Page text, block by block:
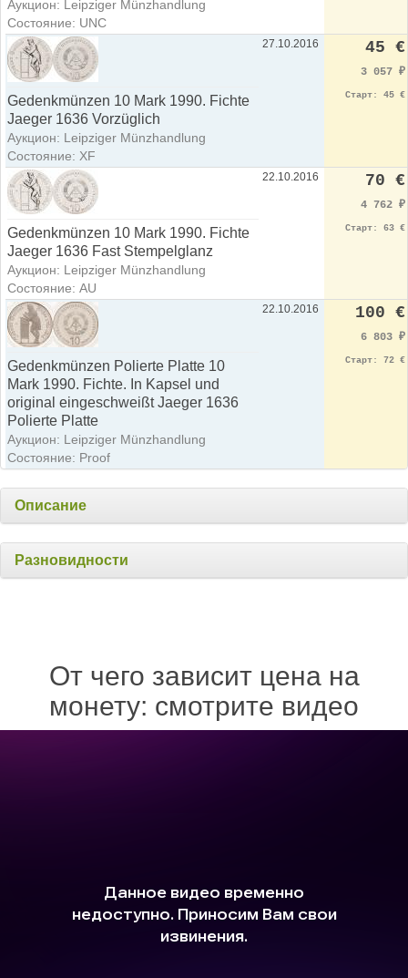
Аукцион: Leipziger Münzhandlung
Состояние: UNC
Gedenkmünzen 10 Mark 1990. Fichte
Jaeger 1636 Vorzüglich
Аукцион: Leipziger Münzhandlung
Состояние: XF
27.10.2016 45 €
3 057 ₽
Старт: 45 €
Gedenkmünzen 10 Mark 1990. Fichte
Jaeger 1636 Fast Stempelglanz
Аукцион: Leipziger Münzhandlung
Состояние: AU
22.10.2016 70 €
4 762 ₽
Старт: 63 €
Gedenkmünzen Polierte Platte 10
Mark 1990. Fichte. In Kapsel und
original eingeschweißt Jaeger 1636
Polierte Platte
Аукцион: Leipziger Münzhandlung
Состояние: Proof
22.10.2016 100 €
6 803 ₽
Старт: 72 €
Описание
Разновидности
От чего зависит цена на
монету: смотрите видео